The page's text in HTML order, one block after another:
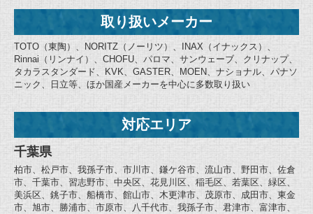
取り扱いメーカー
TOTO（東陶）、NORITZ（ノーリツ）、INAX（イナックス）、
Rinnai（リンナイ）、CHOFU、パロマ、サンウェーブ、クリナップ、
タカラスタンダード、KVK、GASTER、MOEN、ナショナル、パナソ
ニック、日立等、ほか国産メーカーを中心に多数取り扱い
対応エリア
千葉県
柏市、松戸市、我孫子市、市川市、鎌ケ谷市、流山市、野田市、佐倉
市、千葉市、習志野市、中央区、花見川区、稲毛区、若葉区、緑区、
美浜区、銚子市、船橋市、館山市、木更津市、茂原市、成田市、東金
市、旭市、勝浦市、市原市、八千代市、我孫子市、君津市、富津市、